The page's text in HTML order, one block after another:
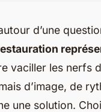
d’une
vaciller les nerfs
d’image, de
une solution.